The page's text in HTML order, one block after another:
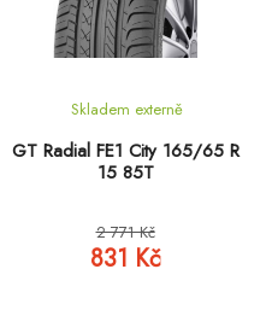
GT Radial FE1 City 165/65 R
15 85T
Skladem externě
2 771 Kč
831 Kč